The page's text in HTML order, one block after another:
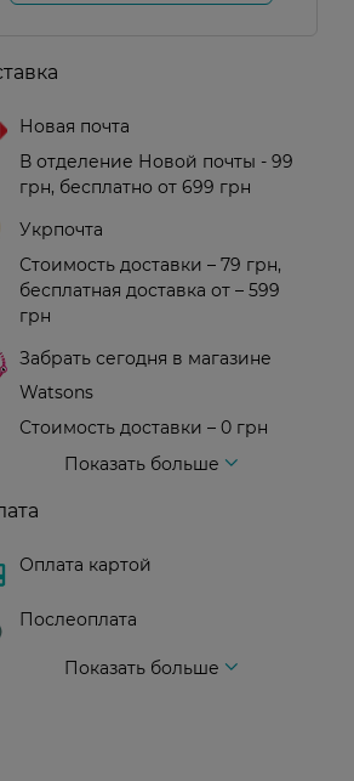
Новая почта
В отделение Новой почты - 99
грн, бесплатно от 699 грн
Укрпочта
Стоимость доставки – 79 грн,
бесплатная доставка от – 599
грн
Забрать сегодня в магазине
Watsons
Стоимость доставки – 0 грн
Показать больше
Оплата картой
Послеоплата
Показать больше